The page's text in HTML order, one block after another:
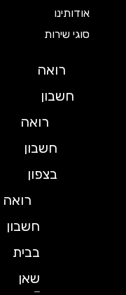
אודותינו
סוגי שירות
רואה
חשבון
רואה
חשבון
בצפון
רואה
חשבון
בבית